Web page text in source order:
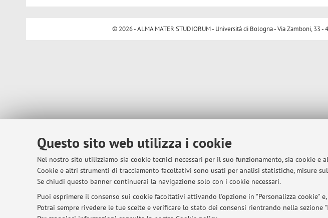
Questo sito web utilizza i cookie
Nel nostro sito utilizziamo sia cookie tecnici necessari per il suo funzionamento, sia cookie
Cookie e altri strumenti di tracciamento facoltativi sono usati per analisi statistiche, misure
Se chiudi questo banner continuerai la navigazione solo con i cookie necessari.
Puoi esprimere il consenso sui cookie facoltativi attivando l'opzione in "Personalizza cookie"
Potrai sempre rivedere le tue scelte e verificare lo stato dei consensi rientrando nella sezione
© 2026 - ALMA MATER STUDIORUM - Università di Bologna - Via Zamboni, 33